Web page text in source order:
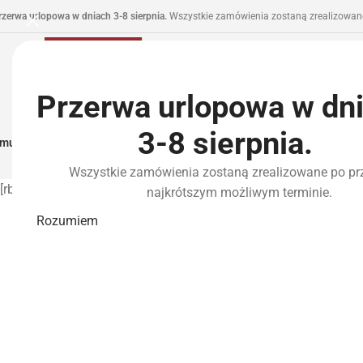
Przerwa urlopowa w
3-8 sierpnia.
Wszystkie zamówienia zostaną zrealizowane po
najkrótszym możliwym terminie.
Rozumiem
urlopowa w dniach 3-8 sierpnia. Wszystkie zamówienia zostaną
I Zasilanie Części I Tuning HPAWyposażenie Taktyczne
[rbfw_account]